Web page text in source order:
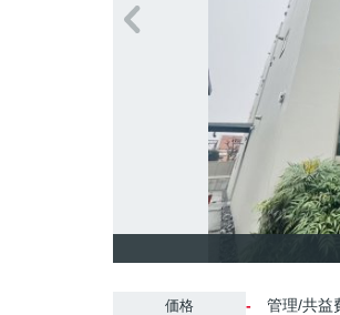
価格 - 管理/共益